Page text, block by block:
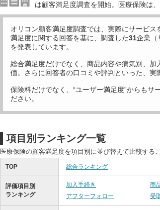
は顧客満足度調査を開始。医療保険は
オリコン顧客満足度調査では、実際にサービス
満足度に関する回答を基に、調査した31企業（
を発表しています。
総合満足度だけでなく、商品内容や病気別、加
価。さらに回答者の口コミや評判といった、実
保険料だけでなく、“ユーザー満足度”からもサ
ださい。
項目別ランキング一覧
医療保険の顧客満足度を項目別に並び替えて比較する
TOP 総合ランキング
評価項目別
ランキング
加入手続き 商
アフターフォロー
受